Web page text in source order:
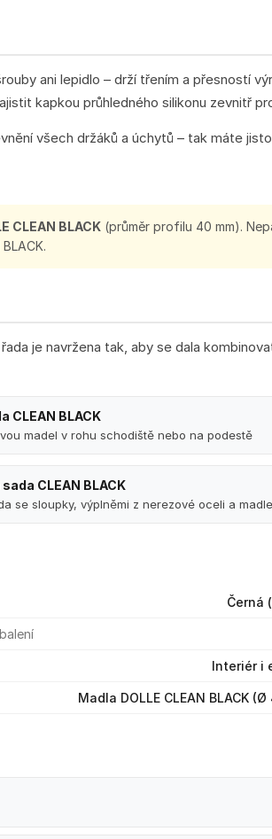
ani lepidlo – drží třením a přesností
kapkou průhledného silikonu zevnitř
všech držáků a úchytů – tak máte
CLEAN BLACK (průměr profilu 40 mm).
je navržena tak, aby se dala
CLEAN BLACK
madel v rohu schodiště nebo na podestě
CLEAN BLACK
se sloupky, výplněmi z nerezové oceli a
Černá
Interiér i
Madla DOLLE CLEAN BLACK (Ø